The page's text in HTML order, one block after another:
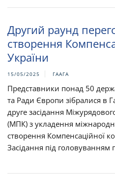
Другий раунд
створення
України
15/05/2025 ГААГА
Представники понад 50
та Ради Європи зібралися в
друге засідання
(МПК) з укладення
створення Компенсаційної
Засідання під